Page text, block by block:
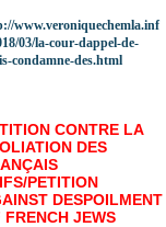
www.veroniquechemla.inf
03/la-cour-dappel-de-
condamne-des.html
CONTRE LA
DES
PETITION
DESPOILMENT
FRENCH JEWS